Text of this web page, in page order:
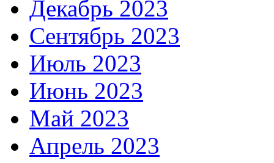
Декабрь 2023
Сентябрь 2023
Июль 2023
Июнь 2023
Май 2023
Апрель 2023